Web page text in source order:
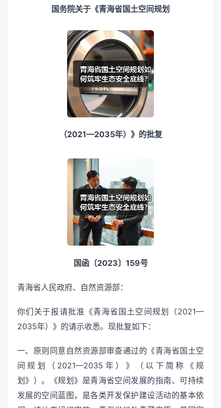
国务院关于《青海省国土空间规划
（2021—2035年）》的批复
国函〔2023〕159号
青海省人民政府、自然资源部：
你们关于报请批准《青海省国土空间规划（2021—
2035年）》的请示收悉。现批复如下：
一、原则同意自然资源部审查通过的《青海省国土空
间规划（2021—2035年）》（以下简称《规
划》）。《规划》是青海省空间发展的指南、可持续
发展的空间蓝图，是各类开发保护建设活动的基本依